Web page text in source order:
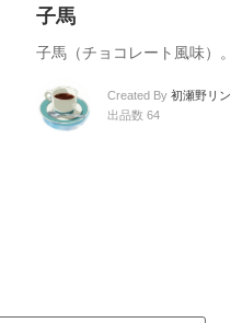
子馬
子馬（チョコレート風味）。
Created By 初瀬野リン
出品数 64